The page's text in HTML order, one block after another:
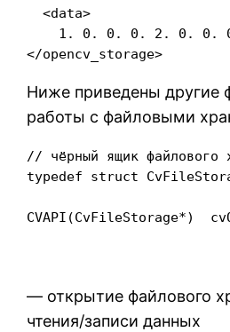
  <data>
1. 0. 0. 0. 2. 0. 0.
</opencv_storage>
Ниже приведены другие
работы с файловыми
// чёрный ящик файлового
typedef struct
CVAPI(CvFileStorage*)
— открытие файлового
чтения/записи данных